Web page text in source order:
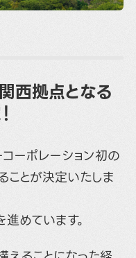
西拠点となる
ーポレーション初の
とが決定いたしま
めています。